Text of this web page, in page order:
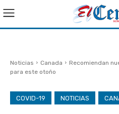
Noticias Canada
Recomiendan
para este otoño
COVID-19 NOTICIAS